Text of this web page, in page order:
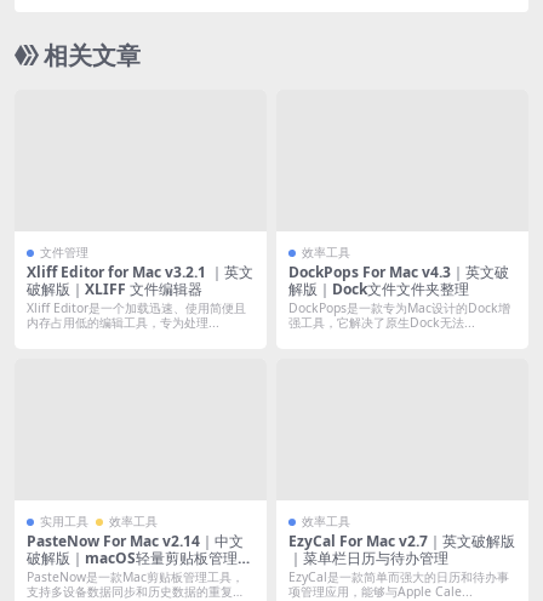
相关文章
文件管理
Xliff Editor for Mac v3.2.1 ｜英文
破解版｜XLIFF 文件编辑器
Xliff Editor是一个加载迅速、使用简便且
内存占用低的编辑工具，专为处理...
效率工具
DockPops For Mac v4.3｜英文破
解版｜Dock文件文件夹整理
DockPops是一款专为Mac设计的Dock增
强工具，它解决了原生Dock无法...
实用工具 效率工具
PasteNow For Mac v2.14｜中文
破解版｜macOS轻量剪贴板管理工
具
PasteNow是一款Mac剪贴板管理工具，
支持多设备数据同步和历史数据的重复
效率工具
EzyCal For Mac v2.7｜英文破解版
｜菜单栏日历与待办管理
EzyCal是一款简单而强大的日历和待办事
项管理应用，能够与Apple Cale...